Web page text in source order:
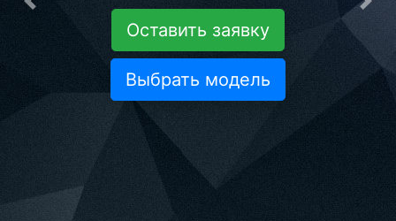
Оставить заявку
Выбрать модель
Предыдущая